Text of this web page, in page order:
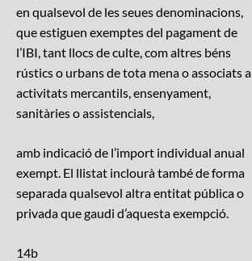
en qualsevol de les seues denominacions,
que estiguen exemptes del pagament de
l’IBI, tant llocs de culte, com altres béns
rústics o urbans de tota mena o associats a
activitats mercantils, ensenyament,
sanitàries o assistencials,
amb indicació de l’import individual anual
exempt. El llistat inclourà també de forma
separada qualsevol altra entitat pública o
privada que gaudi d’aquesta exempció.
14b